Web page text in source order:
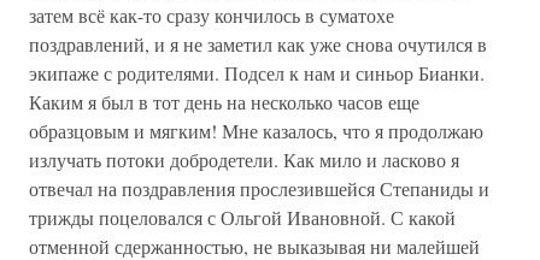
затем всё как-то сразу кончилось в суматохе
поздравлений, и я не заметил как уже снова очутился в
экипаже с родителями. Подсел к нам и синьор Бианки.
Каким я был в тот день на несколько часов еще
образцовым и мягким! Мне казалось, что я продолжаю
излучать потоки добродетели. Как мило и ласково я
отвечал на поздравления прослезившейся Степаниды и
трижды поцеловался с Ольгой Ивановной. С какой
отменной сдержанностью, не выказывая ни малейшей